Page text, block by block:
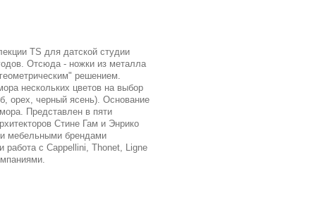
TS для датской студии
Отсюда - ножки из металла
решением.
нескольких цветов на выбор
орех, черный ясень). Основание
Представлен в пяти
Стине Гам и Энрико
мебельными брендами
с Cappellini, Thonet, Ligne